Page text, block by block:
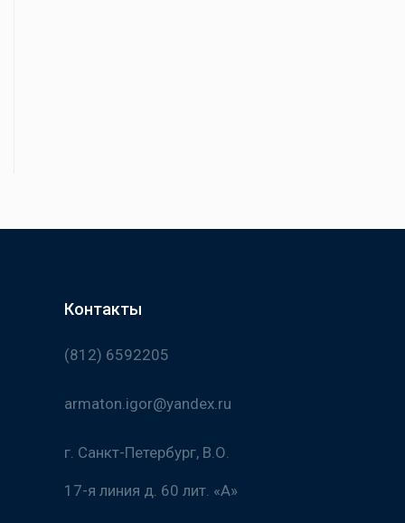
Контакты
(812) 6592205
armaton.igor@yandex.ru
г. Санкт-Петербург, В.О.
17-я линия д. 60 лит. «А»